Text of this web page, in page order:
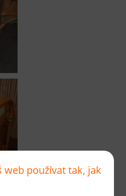
web používat tak, jak